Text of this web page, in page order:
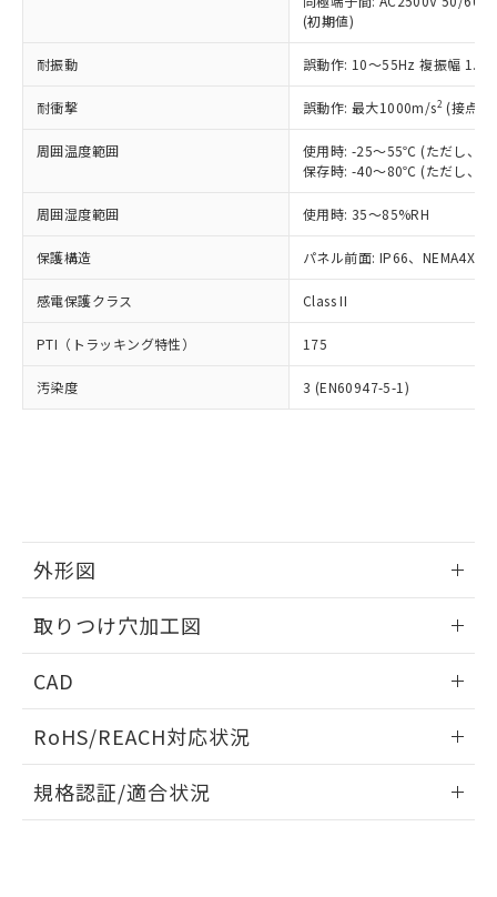
(初期値)
耐振動 誤動作: 10～55Hz 複振幅
耐衝撃 誤動作: 最大1000m/s2 (接点
周囲温度範囲
使用時: -25～55℃ (ただし、氷
保存時: -40～80℃ (ただし、氷
周囲湿度範囲 使用時: 35～85%RH
保護構造 パネル前面: IP66、NEMA4X,
感電保護クラス Class II
PTI（トラッキング特性） 175
汚染度 3 (EN60947-5-1)
外形図
取りつけ穴加工図
CAD
ドすることができます。
ログイン/会員登録
RoHS/REACH対応状況
EU RoHS 注意事項・凡例
規格認証/適合状況
正式な納期状況および標準価格はお客
様のお取引先、またはお客様担当のオ
ムロン制御機器販売店・当社販売員に
オムロン制御機器販売店や当社販売拠
販売ネットワーク
」をご確認
事前の承諾なく第三者に漏洩または開
示しないようお願いします。
マイパーツ機能（部品リスト作成サー
ビス）をご利用いただくには、I-Web
メンバーズにご登録されている必要が
あります。
お客様が当ウェブサイト上で当社にご
登録された部品リストについて、当社
および当社の共同利用者が、当社の製
(PBDE) 1000ppm以下、フタル酸ビス(2-エチルヘキシ
ル) (DEHP)(別名：DOP) 1000ppm以下、フタル酸ブチ
（DBP） 1000ppm以下、フタル酸ジイソブチル
但し、RoHS指令で産業用監視および制御機器に対する
フタル酸エステル類の４物質については閾値を超える意
図的な使用がないことを確認しています。
※2 対応予定月
部品在庫の切り替え状況などにより、予定
月が前後することがあります。
※3 非含有証明書ダウンロード
※本証明書は発行日時点で非含有を証明す
るもので、過去に遡って非含有を証明する
また、RoHS指令のフタル酸エステル類４
物質の対応では、対応完了までの期間は出
荷製品に未対応品が混在することから備考
既に当社にて対応品への在庫切替を完了
していることから、特段のことがない限
り、2022年1月12日より割愛しておりま
ニル類) : 1000ppm、 PBDEs(ポリ臭化ジフェニルエーテ
イソブチル) : 1000ppm、 BBP(フタル酸ブチルベンジ
DEHP(フタル酸ビス(2-エチルヘキシル)) : 1000ppm
「ｅ」：有害物質（10物質）のすべてが基
準値以下であることを示します。
「10」：通常の使用状況下において有害物
質が外部に漏えいし、環境に深刻な影響を
及ぼさない年数を意味します。
い合わせください。
当社は規制貨物を破棄する場合は、完
全に破砕するなど、違法に輸出されな
いよう必要な手段を講じます。
当社は貴社製品を、核兵器、ミサイ
ル、化学兵器、生物兵器またはその他
武器並びにこれらの製造装置等に一切
当社は、貴社製品を第三者に販売する
場合は、上記1、2および3の内容を当
該第三者に通知します。また当社は、
販売先および販売に係わる関係者が違
り引きをいたしません。
一定数以上の在庫あり
一定数には満たないが在庫あり
在庫なし(最新の在庫状況につ
いては、お客様のお取引先、ま
たはお客様担当のオムロン制御
機器販売店・当社販売員にご確
白
受注生産機種、また在庫状況の
情報を公開していない機種